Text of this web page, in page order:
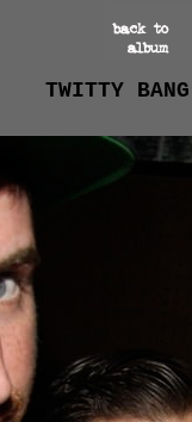
TWITTY